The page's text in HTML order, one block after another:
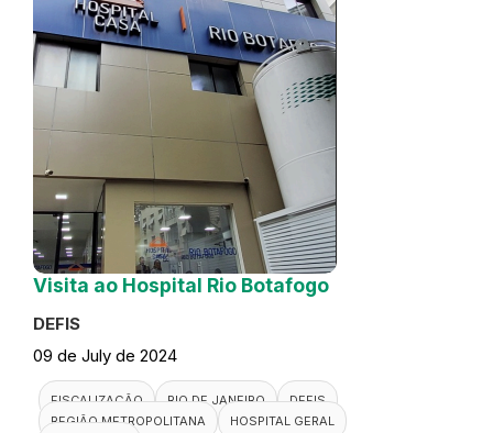
Visita ao Hospital Rio Botafogo
DEFIS
09 de July de 2024
FISCALIZAÇÃO RIO DE JANEIRO
DEFIS
REGIÃO METROPOLITANA
HOSPITAL GERAL